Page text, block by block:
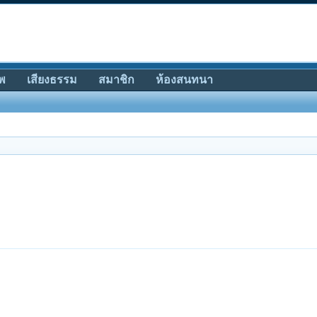
เสียงธรรม สมาชิก ห้องสนทนา